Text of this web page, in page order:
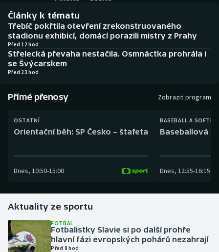
Basketbal
Biatlon
Boby a skeleton
Dostihy
Futsal
Gymnastika
Házená
Historické návraty
Aplikace ČT sport
AZ kvíz
Články k tématu
Třebíč pokřtila otevření zrekonstruovaného
stadionu exhibicí, domácí porazili mistry z Prahy
Před 12 hod
Střelecká převaha nestačila. Osmnáctka prohrála i
se Švýcarskem
Před 23 hod
Přímé přenosy Zobrazit program
OSTATNÍ
Orientační běh: SP Česko – štafeta
Dnes, 10:50-15:00
BASEBALL A
Baseballová
Dnes, 12:55-16:15
Aktuality ze sportu
FOTBAL
Fotbalistky Slavie si po další prohře
hlavní fázi evropských pohárů nezahrají
Před 8 hod